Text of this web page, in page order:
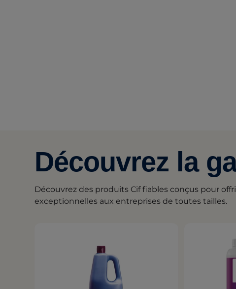
Découvrez la
Découvrez des produits Cif fiables conçus pour
exceptionnelles aux entreprises de toutes tailles.